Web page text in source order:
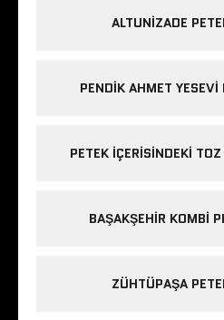
ALTUNIZADE
PENDIK AHMET
PETEK IÇERISINDEKI
BAŞAKŞEHIR KOMBI
ZÜHTÜPAŞA